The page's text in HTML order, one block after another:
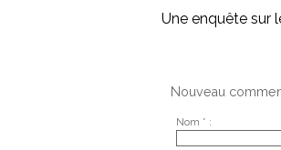
Une enquête sur
Nouveau
Nom * :